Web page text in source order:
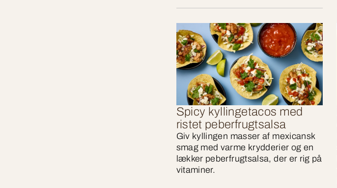
Spicy kyllingetacos med
ristet peberfrugtsalsa
Giv kyllingen masser af mexicansk
smag med varme krydderier og en
lækker peberfrugtsalsa, der er rig på
vitaminer.